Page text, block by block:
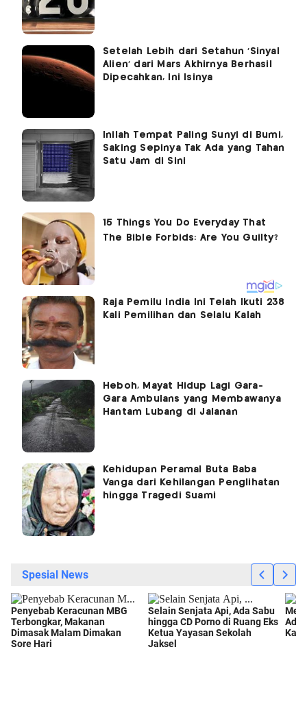
Setelah Lebih dari Setahun ‘Sinyal
Alien’ dari Mars Akhirnya Berhasil
Dipecahkan, Ini Isinya
Inilah Tempat Paling Sunyi di Bumi,
Saking Sepinya Tak Ada yang Tahan
Satu Jam di Sini
Raja Pemilu India Ini Telah Ikuti 238
Kali Pemilihan dan Selalu Kalah
Heboh, Mayat Hidup Lagi Gara-
Gara Ambulans yang Membawanya
Hantam Lubang di Jalanan
Kehidupan Peramal Buta Baba
Vanga dari Kehilangan Penglihatan
hingga Tragedi Suami